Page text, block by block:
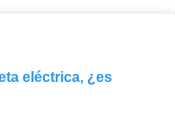
eléctrica, ¿es